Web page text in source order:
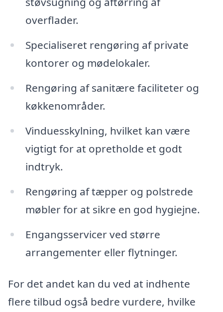
overflader.
Specialiseret rengøring af private
kontorer og mødelokaler.
Rengøring af sanitære faciliteter og
køkkenområder.
Vinduesskylning, hvilket kan være
vigtigt for at opretholde et godt
indtryk.
Rengøring af tæpper og polstrede
møbler for at sikre en god hygiejne.
Engangsservicer ved større
arrangementer eller flytninger.
For det andet kan du ved at indhente
flere tilbud også bedre vurdere, hvilke